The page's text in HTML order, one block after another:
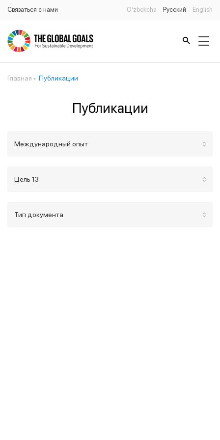
Связаться с нами O’zbekcha Русский English
Главная Публикации
Публикации
Международный опыт
Цель 13
Тип документа